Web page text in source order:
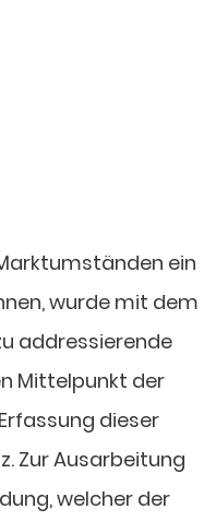
ein
wurde mit dem
addressierende
Mittelpunkt der
dieser
Zur Ausarbeitung
welcher der